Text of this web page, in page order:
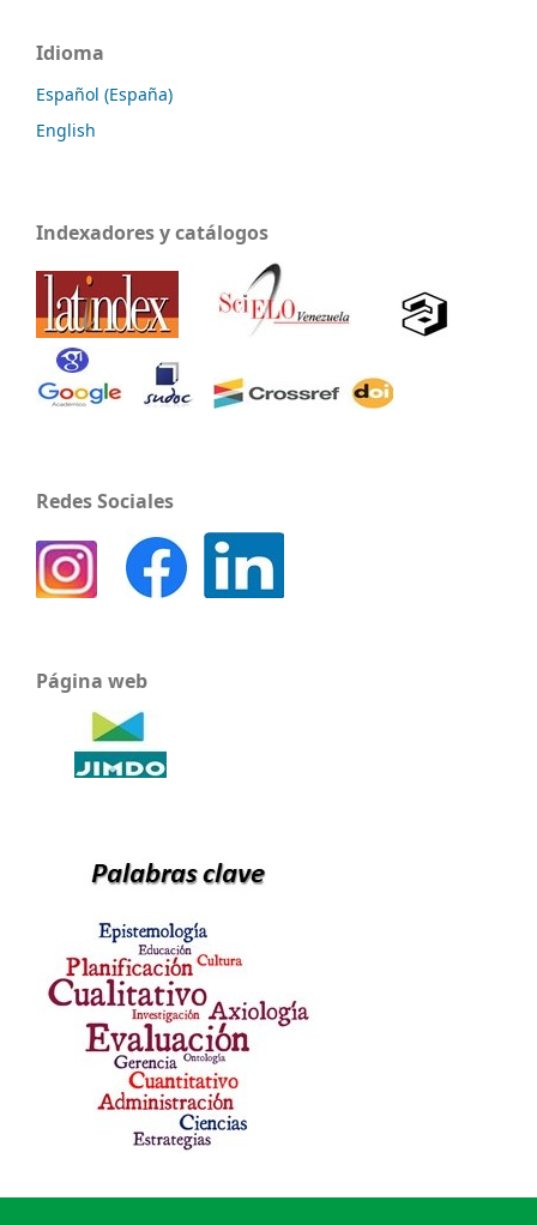
Idioma
Español (España)
English
Indexadores y catálogos
Redes Sociales
Página web